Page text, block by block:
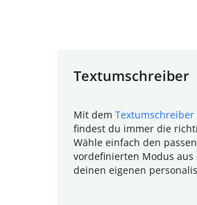
Textumschreiber
Mit dem Textumschreiber
findest du immer die
Wähle einfach den
vordefinierten Modus aus
deinen eigenen